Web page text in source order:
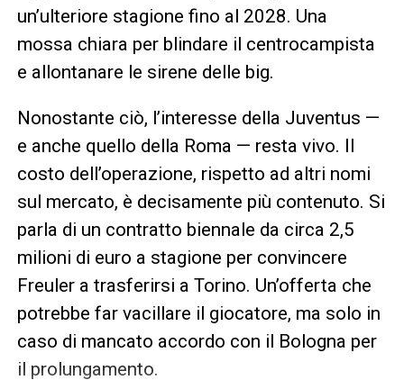
un’ulteriore stagione fino al 2028. Una
mossa chiara per blindare il centrocampista
e allontanare le sirene delle big.
Nonostante ciò, l’interesse della Juventus —
e anche quello della Roma — resta vivo. Il
costo dell’operazione, rispetto ad altri nomi
sul mercato, è decisamente più contenuto. Si
parla di un contratto biennale da circa 2,5
milioni di euro a stagione per convincere
Freuler a trasferirsi a Torino. Un’offerta che
potrebbe far vacillare il giocatore, ma solo in
caso di mancato accordo con il Bologna per
il prolungamento.